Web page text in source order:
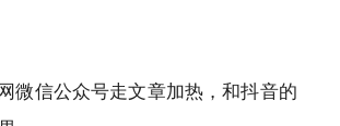
微信公众号走文章加热，和抖音的